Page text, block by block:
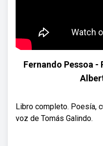
Fernando Pessoa
Libro completo. Poesía,
voz de Tomás Galindo.